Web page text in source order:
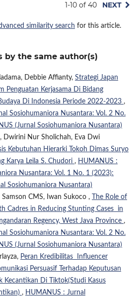
1-10 of 40 NEXT
similarity search for this article.
by the same author(s)
Debbie Affianty, Strategi Japan
Penguatan Kerjasama Di Bidang
Di Indonesia Periode 2022-2023 ,
Sosiohumaniora Nusantara: Vol. 2 No.
(Jurnal Sosiohumaniora Nusantara)
Dwirini Nur Sholichah, Eva Dwi
Kebutuhan Hierarki Tokoh Dimas Suryo
Karya Leila S. Chudori , HUMANUS :
Nusantara: Vol. 1 No. 1 (2023):
Sosiohumaniora Nusantara)
Samson CMS, Iwan Sukoco ,
The Role of
Cadres in Reducing Stunting Cases in
Regency, West Java Province ,
Sosiohumaniora Nusantara: Vol. 2 No.
(Jurnal Sosiohumaniora Nusantara)
Peran Kredibilitas Influencer
Persuasif Terhadap Keputusan
Kecantikan Di Tiktok(Studi Kasus
, HUMANUS : Jurnal